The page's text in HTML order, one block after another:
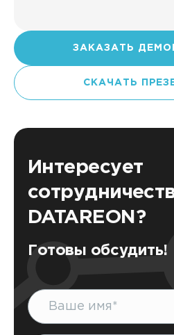
ЗАКАЗАТЬ
СКАЧАТЬ
Интересует
DATAREON?
Готовы обсудить!
Имя